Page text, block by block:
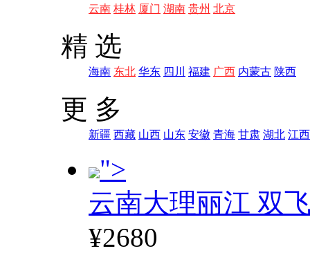
云南 桂林 厦门 湖南 贵州 北京
精 选
海南 东北 华东 四川 福建 广西 内蒙古 陕西
更 多
新疆 西藏 山西 山东 安徽 青海 甘肃 湖北 江西
">
云南大理丽江 双
¥2680